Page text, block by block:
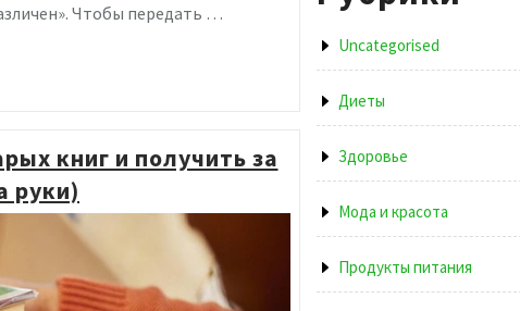
Чтобы передать …
книг и получить за
руки)
Uncategorised
Диеты
Здоровье
Мода и красота
Продукты питания